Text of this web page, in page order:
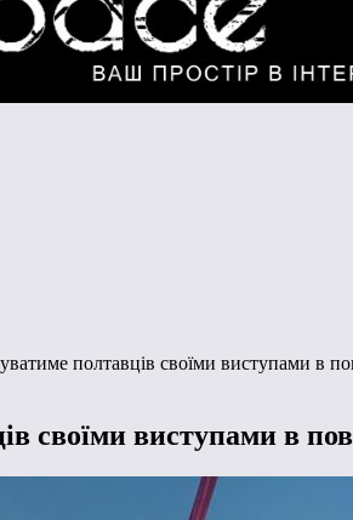
полтавців своїми виступами в
своїми виступами в